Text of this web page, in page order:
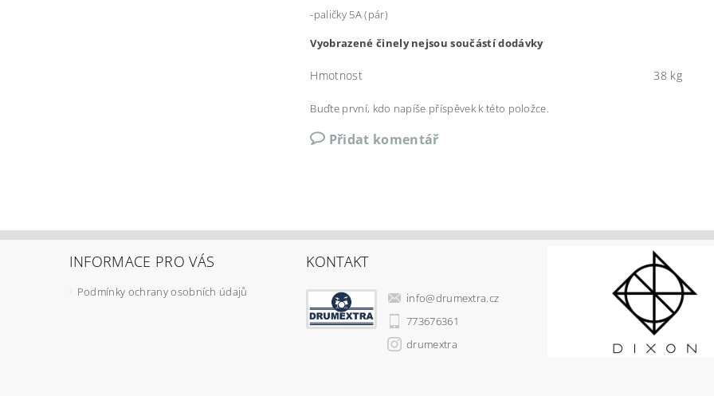
-paličky 5A (pár)
Vyobrazené činely nejsou součástí dodávky
Hmotnost 38 kg
Buďte první, kdo napíše příspěvek k této položce.
Přidat komentář
INFORMACE PRO VÁS
Podmínky ochrany osobních údajů
KONTAKT
info@drumextra.cz
773676361
drumextra